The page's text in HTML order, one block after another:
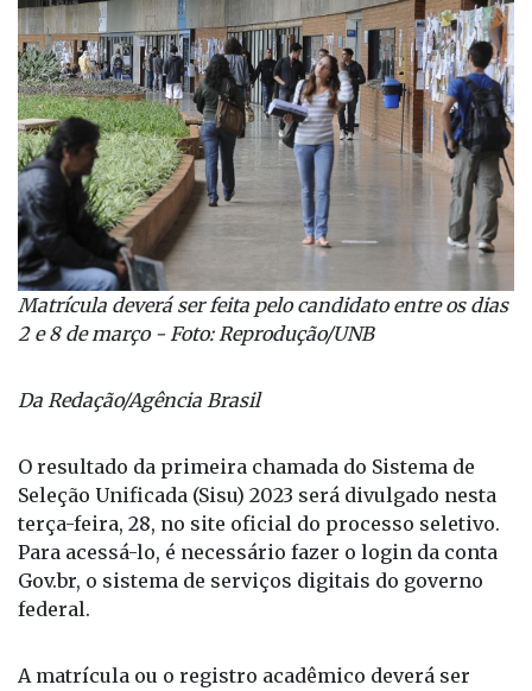
Matrícula deverá ser feita pelo candidato entre os dias
2 e 8 de março - Foto: Reprodução/UNB
Da Redação/Agência Brasil
O resultado da primeira chamada do Sistema de
Seleção Unificada (Sisu) 2023 será divulgado nesta
terça-feira, 28, no site oficial do processo seletivo.
Para acessá-lo, é necessário fazer o login da conta
Gov.br, o sistema de serviços digitais do governo
federal.
A matrícula ou o registro acadêmico deverá ser